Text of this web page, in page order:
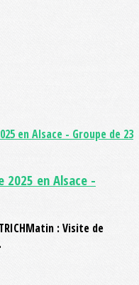
2025 en Alsace -
: Visite de